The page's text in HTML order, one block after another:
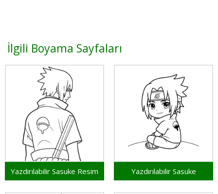
İlgili Boyama Sayfaları
Yazdırılabilir Sasuke Resim Yazdırılabilir Sasuke